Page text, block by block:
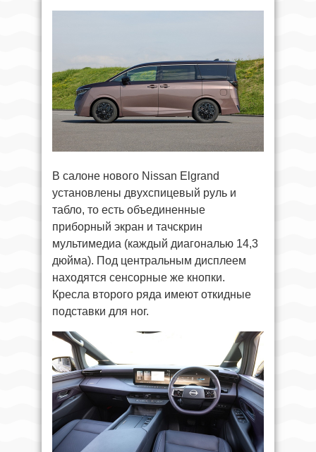
В салоне нового Nissan Elgrand
установлены двухспицевый руль и
табло, то есть объединенные
приборный экран и тачскрин
мультимедиа (каждый диагональю 14,3
дюйма). Под центральным дисплеем
находятся сенсорные же кнопки.
Кресла второго ряда имеют откидные
подставки для ног.